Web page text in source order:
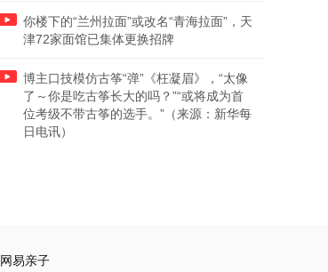
你楼下的“兰州拉面”或改名“青海拉面”，天
津72家面馆已集体更换招牌
博主口技模仿古筝“弹”《枉凝眉》，“太像
了～你是吃古筝长大的吗？”“或将成为首
位考级不带古筝的选手。”（来源：新华每
日电讯）
网易亲子